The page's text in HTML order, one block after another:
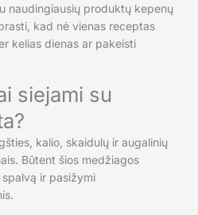
naudingiausių produktų kepenų
kad nė vienas receptas
kelias dienas ar pakeisti
siejami su
kalio, skaidulų ir augalinių
Būtent šios medžiagos
ir pasižymi